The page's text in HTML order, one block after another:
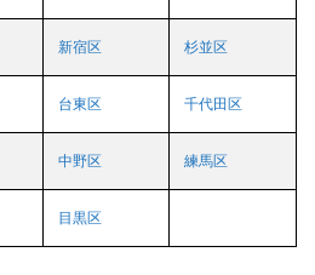
新宿区 杉並区
台東区 千代田区
中野区 練馬区
目黒区